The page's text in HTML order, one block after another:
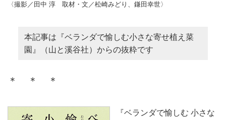
〈撮影／田中 淳 取材・文／松崎みどり、鎌田幸世〉
本記事は『ベランダで愉しむ小さな寄せ植え菜
園』（山と溪谷社）からの抜粋です
＊ ＊ ＊
『ベランダで愉しむ 小さな